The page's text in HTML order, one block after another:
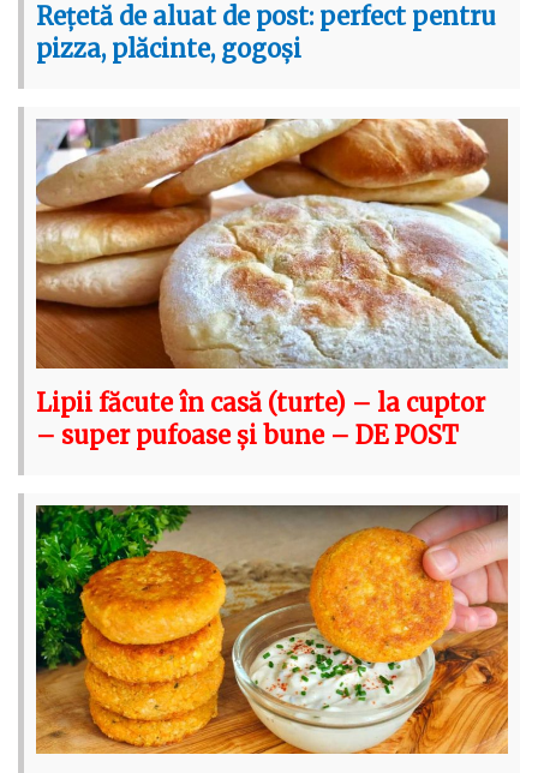
Rețetă de aluat de post: perfect pentru
pizza, plăcinte, gogoși
Lipii făcute în casă (turte) – la cuptor
– super pufoase și bune – DE POST